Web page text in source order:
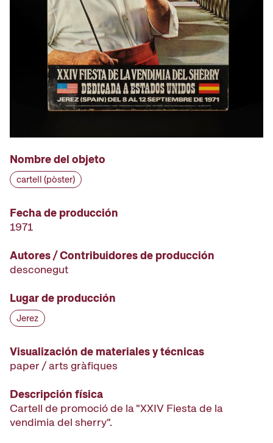
Nombre del objeto
cartell (pòster)
Fecha de producción
1971
Autores / Contribuidores de producción
desconegut
Lugar de producción
Jerez
Visualización de materiales y técnicas
paper / arts gràfiques
Descripción física
Cartell de promoció de la "XXIV Fiesta de la
vendimia del sherry".